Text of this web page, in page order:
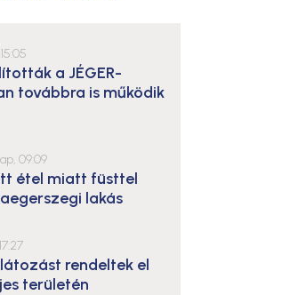
a JÉGER-
továbbra is működik
09:09
étel miatt füsttel
lakás
rendeltek el
területén